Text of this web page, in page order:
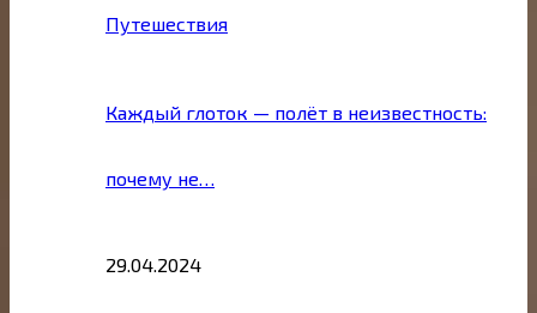
Путешествия
Каждый глоток — полёт в неизвестность:
почему не…
29.04.2024